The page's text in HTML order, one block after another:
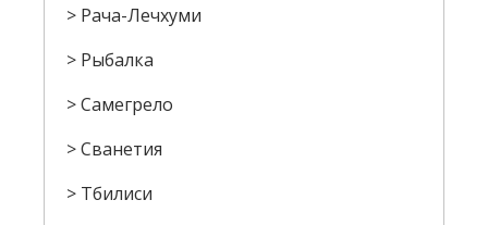
Рача-Лечхуми
Рыбалка
Самегрело
Сванетия
Тбилиси